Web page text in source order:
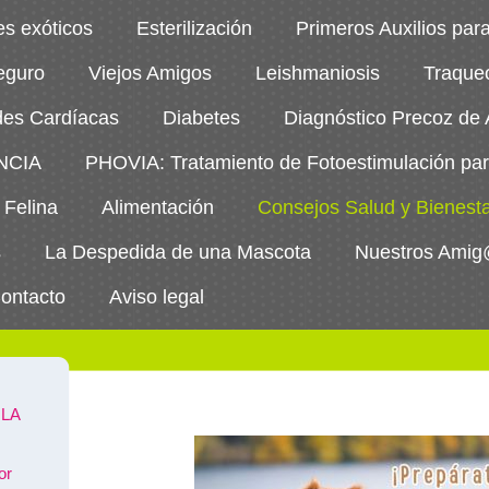
exóticos Esterilización Primeros Auxilios
Viejos Amigos Leishmaniosis
Cardíacas Diabetes Diagnóstico Precoz de
PHOVIA: Tratamiento de Fotoestimulación
Alimentación Consejos Salud y
La Despedida de una Mascota Nuestros
Aviso legal